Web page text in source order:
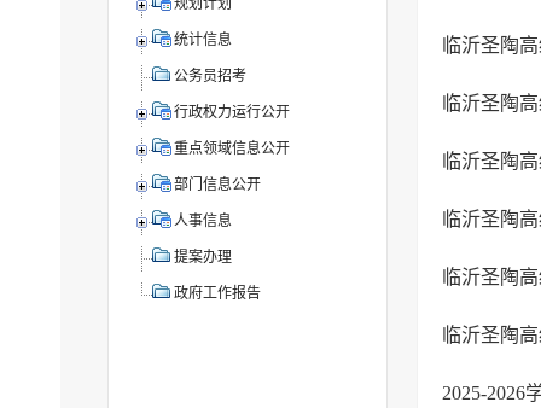
规划计划
统计信息
公务员招考
行政权力运行公开
重点领域信息公开
部门信息公开
人事信息
提案办理
政府工作报告
临沂圣陶
临沂圣陶
临沂圣陶
临沂圣陶
临沂圣陶
临沂圣陶
2025-2026